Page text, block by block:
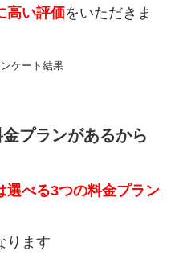
高い評価をいただきま
ケート結果
金プランがあるから
選べる3つの料金プラン
ります